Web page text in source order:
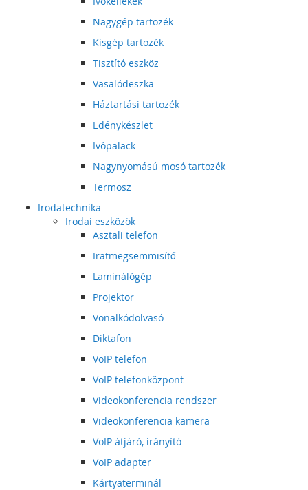
Nagygép tartozék
Kisgép tartozék
Tisztító eszköz
Vasalódeszka
Háztartási tartozék
Edénykészlet
Ivópalack
Nagynyomású mosó tartozék
Termosz
Irodatechnika
Irodai eszközök
Asztali telefon
Iratmegsemmisítő
Laminálógép
Projektor
Vonalkódolvasó
Diktafon
VoIP telefon
VoIP telefonközpont
Videokonferencia rendszer
Videokonferencia kamera
VoIP átjáró, irányító
VoIP adapter
Kártyaterminál